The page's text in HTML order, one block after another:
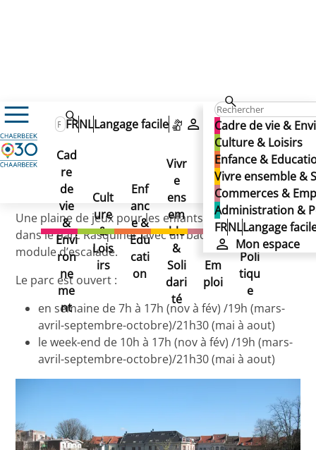
Cadre de vie &
Culture & Loisirs
Enfance &
Vivre ensemble &
Commerces &
Administration &
FRNLLangage
Mon espace
FRNLLangage facile
Mon espace
Cad
re
de
vie
&
Envi
ron
ne
me
nt
Cult
ure
&
Lois
irs
Enf
anc
e &
Edu
cati
on
Vivr
e
ens
em
ble
&
Soli
dari
té
Co
mm
erc
es
&
Em
ploi
Ad
min
istr
atio
n &
Poli
tiqu
e
Rasquinet
Rasquinet
Rasquinet
Publié le 01/12/2025
Une plaine de jeux pour les enfants de 3 à 12 ans,
dans le parc Rasquinet, avec un bac à sable et un
module d’escalade.
Le parc est ouvert :
en semaine de 7h à 17h (nov à fév) /19h (mars-
avril-septembre-octobre)/21h30 (mai à aout)
le week-end de 10h à 17h (nov à fév) /19h (mars-
avril-septembre-octobre)/21h30 (mai à aout)